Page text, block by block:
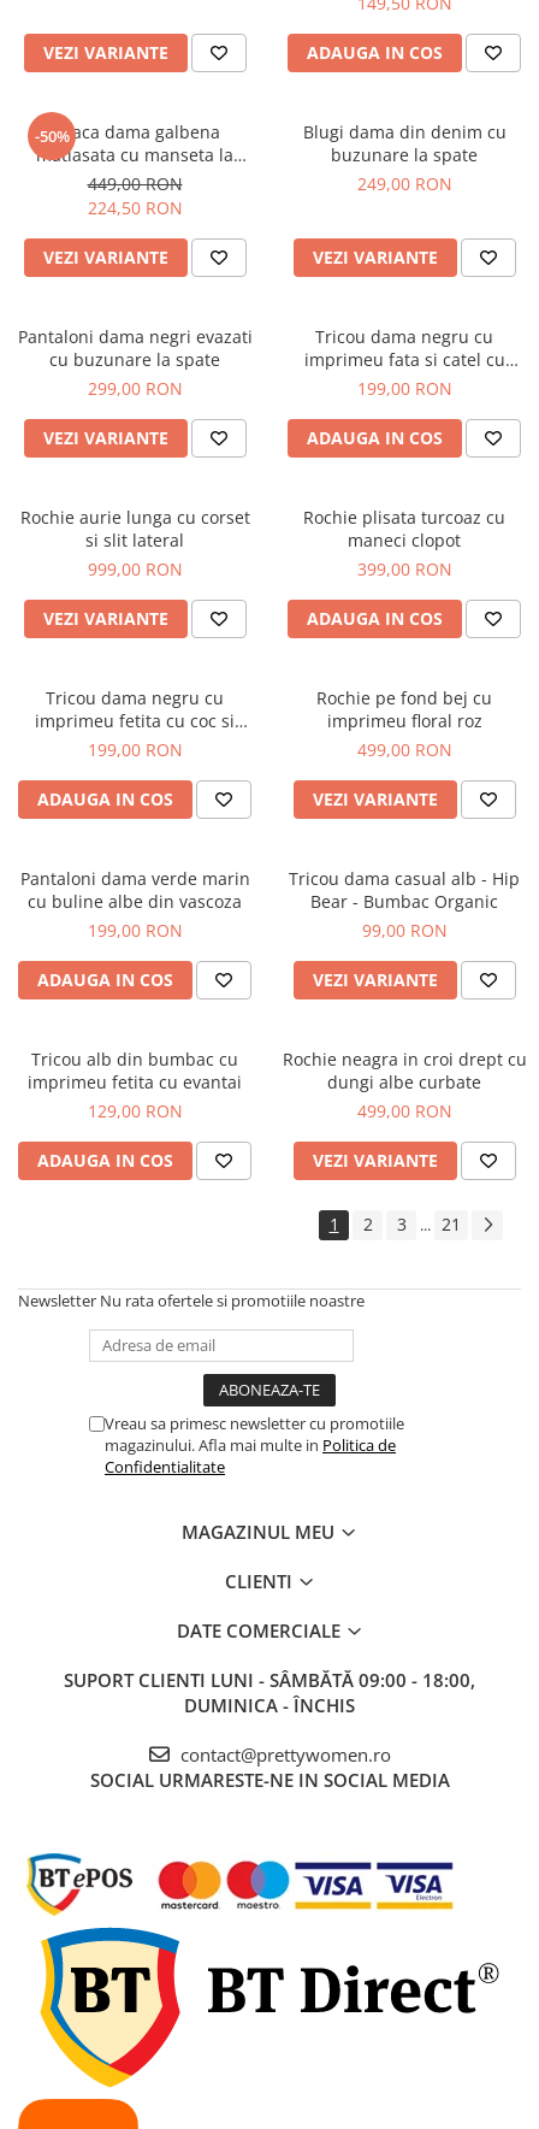
VEZI VARIANTE ADAUGA IN COS
-50%Geaca dama galbena
matlasata cu manseta la
maneca si elastic in talie
449,00 RON
224,50 RON
VEZI VARIANTE
Blugi dama din denim cu
buzunare la spate
249,00 RON
VEZI VARIANTE
Pantaloni dama negri evazati
cu buzunare la spate
299,00 RON
VEZI VARIANTE
Tricou dama negru cu
imprimeu fata si catel cu
ochelari
199,00 RON
ADAUGA IN COS
Rochie aurie lunga cu corset
si slit lateral
999,00 RON
VEZI VARIANTE
Rochie plisata turcoaz cu
maneci clopot
399,00 RON
ADAUGA IN COS
Tricou dama negru cu
imprimeu fetita cu coc si
ochelari albastrii
199,00 RON
ADAUGA IN COS
Rochie pe fond bej cu
imprimeu floral roz
499,00 RON
VEZI VARIANTE
Pantaloni dama verde marin
cu buline albe din vascoza
199,00 RON
ADAUGA IN COS
Tricou dama casual alb - Hip
Bear - Bumbac Organic
99,00 RON
VEZI VARIANTE
Tricou alb din bumbac cu
imprimeu fetita cu evantai
129,00 RON
ADAUGA IN COS
Rochie neagra in croi drept cu
dungi albe curbate
499,00 RON
VEZI VARIANTE
1 2 3 ... 21
Newsletter Nu rata ofertele si promotiile noastre
Vreau sa primesc newsletter cu promotiile
magazinului. Afla mai multe in Politica de
Confidentialitate
MAGAZINUL MEU
CLIENTI
DATE COMERCIALE
SUPORT CLIENTI LUNI - SÂMBĂTĂ 09:00 - 18:00,
DUMINICA - ÎNCHIS
contact@prettywomen.ro
SOCIAL URMARESTE-NE IN SOCIAL MEDIA